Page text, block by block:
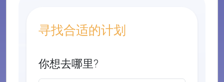
寻找合适的计划
你想去哪里?